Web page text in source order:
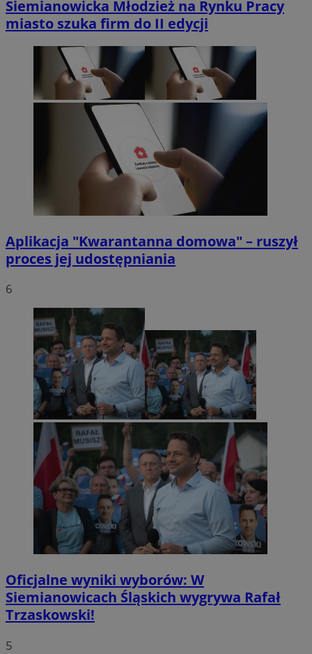
Siemianowicka Młodzież na Rynku Pracy
miasto szuka firm do II edycji
Aplikacja "Kwarantanna domowa" – ruszył
proces jej udostępniania
6
Oficjalne wyniki wyborów: W
Siemianowicach Śląskich wygrywa Rafał
Trzaskowski!
5